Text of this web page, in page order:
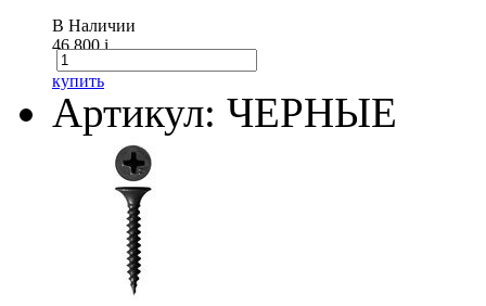
В Наличии
46 800i
купить
Артикул: ЧЕРНЫЕ